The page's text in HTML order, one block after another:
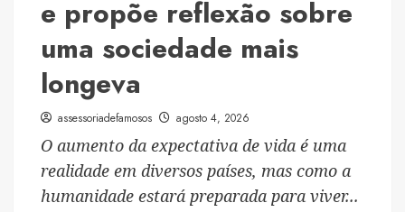
e propõe reflexão sobre
uma sociedade mais
longeva
assessoriadefamosos agosto 4, 2026
O aumento da expectativa de vida é uma
realidade em diversos países, mas como a
humanidade estará preparada para viver...